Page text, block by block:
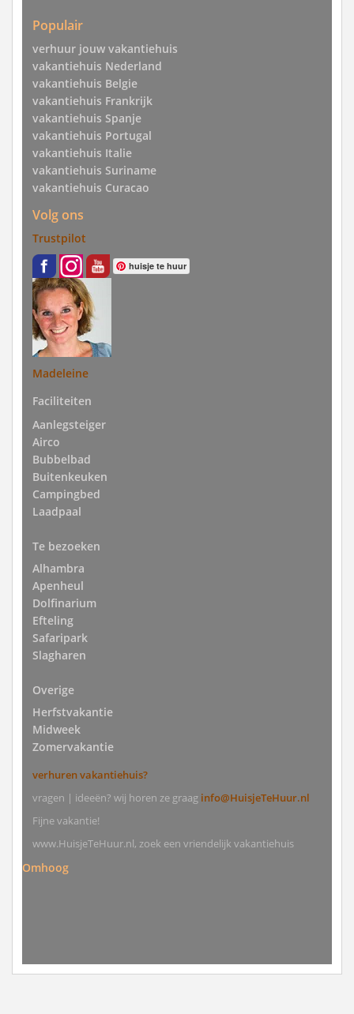
Populair
verhuur jouw vakantiehuis
vakantiehuis Nederland
vakantiehuis Belgie
vakantiehuis Frankrijk
vakantiehuis Spanje
vakantiehuis Portugal
vakantiehuis Italie
vakantiehuis Suriname
vakantiehuis Curacao
Volg ons
Trustpilot
huisje te huur
Madeleine
Faciliteiten
Aanlegsteiger
Airco
Bubbelbad
Buitenkeuken
Campingbed
Laadpaal
Te bezoeken
Alhambra
Apenheul
Dolfinarium
Efteling
Safaripark
Slagharen
Overige
Herfstvakantie
Midweek
Zomervakantie
verhuren vakantiehuis?
vragen | ideeën? wij horen ze graag info@HuisjeTeHuur.nl
Fijne vakantie!
www.HuisjeTeHuur.nl, zoek een vriendelijk vakantiehuis
Omhoog